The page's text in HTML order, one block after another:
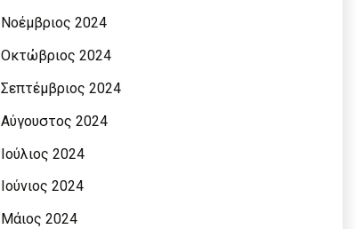
Νοέμβριος 2024
Οκτώβριος 2024
Σεπτέμβριος 2024
Αύγουστος 2024
Ιούλιος 2024
Ιούνιος 2024
Μάιος 2024